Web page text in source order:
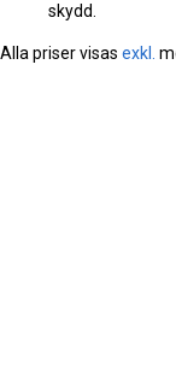
skydd.
Alla priser visas exkl.